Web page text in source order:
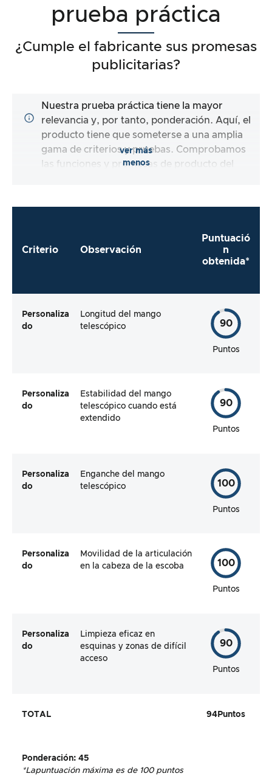
prueba práctica
¿Cumple el fabricante sus promesas
publicitarias?
Nuestra prueba práctica tiene la mayor
relevancia y, por tanto, ponderación. Aquí, el
producto tiene que someterse a una amplia
gama de criterios y pruebas. Comprobamos
las funciones y promesas de producto del
ver más
menos
Criterio Observación
Puntuació
n
obtenida*
Personaliza
do
Longitud del mango
telescópico
90
Puntos
Personaliza
do
Estabilidad del mango
telescópico cuando está
extendido
90
Puntos
Personaliza
do
Enganche del mango
telescópico
100
Puntos
Personaliza
do
Movilidad de la articulación
en la cabeza de la escoba
100
Puntos
Personaliza
do
Limpieza eficaz en
esquinas y zonas de difícil
acceso
90
Puntos
TOTAL 94 Puntos
Ponderación: 45
*Lapuntuación máxima es de 100 puntos